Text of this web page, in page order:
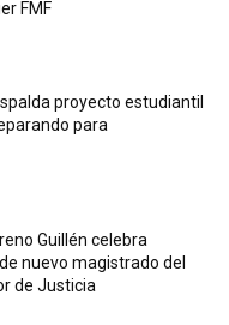
FMF
proyecto estudiantil
para
Guillén celebra
nuevo magistrado del
de Justicia